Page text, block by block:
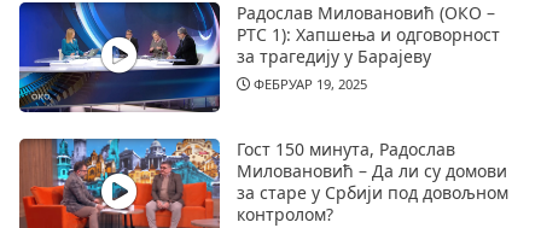
Радослав Миловановић (ОКО –
РТС 1): Хапшења и одговорност
за трагедију у Барајеву
ФЕБРУАР 19, 2025
Гост 150 минута, Радослав
Миловановић – Да ли су домови
за старе у Србији под довољном
контролом?